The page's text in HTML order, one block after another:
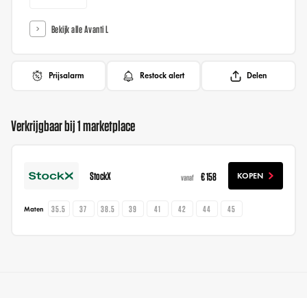
Bekijk alle Avanti L
Prijsalarm Restock alert Delen
Verkrijgbaar bij 1 marketplace
StockX vanaf € 158 KOPEN
Maten 35.5 37 38.5 39 41 42 44 45